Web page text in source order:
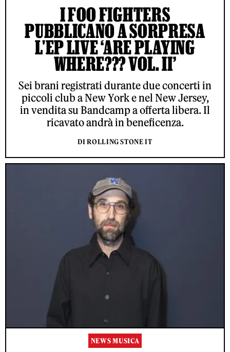
I FOO FIGHTERS
PUBBLICANO A SORPRESA
L'EP LIVE ‘ARE PLAYING
WHERE??? VOL. II’
Sei brani registrati durante due concerti in
piccoli club a New York e nel New Jersey,
in vendita su Bandcamp a offerta libera. Il
ricavato andrà in beneficenza.
DI ROLLING STONE IT
NEWS MUSICA